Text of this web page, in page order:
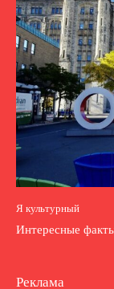
Я культурный
Интересные
Реклама